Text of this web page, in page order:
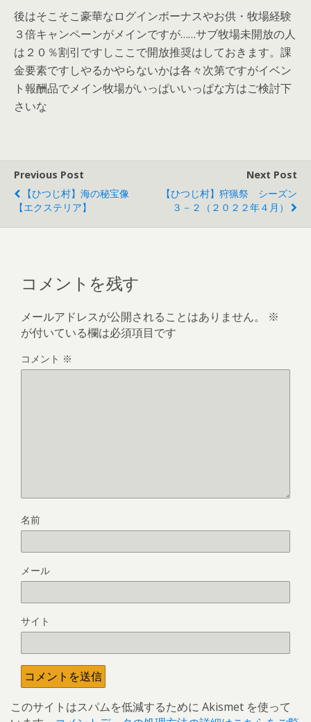
後はそこそこ豪華なログインボーナスやお供・牧場経験
３倍キャンペーンがメインですが……サブ牧場未開放の人
は２０％割引ですしここで開放推奨はしておきます。課
金要素ですしやるかやらないかは各々次第ですがイベン
ト報酬品でメイン牧場がいっぱいいっぱな方はご検討下
さいな
Previous Post
【ひつじ村】海の秘宝像
【エクステリア】
Next Post
【ひつじ村】狩猟祭 シーズン
３－２（２０２２年４月）
コメントを残す
メールアドレスが公開されることはありません。
※
が付いている欄は必須項目です
コメント ※
名前
メール
サイト
このサイトはスパムを低減するために Akismet を使って